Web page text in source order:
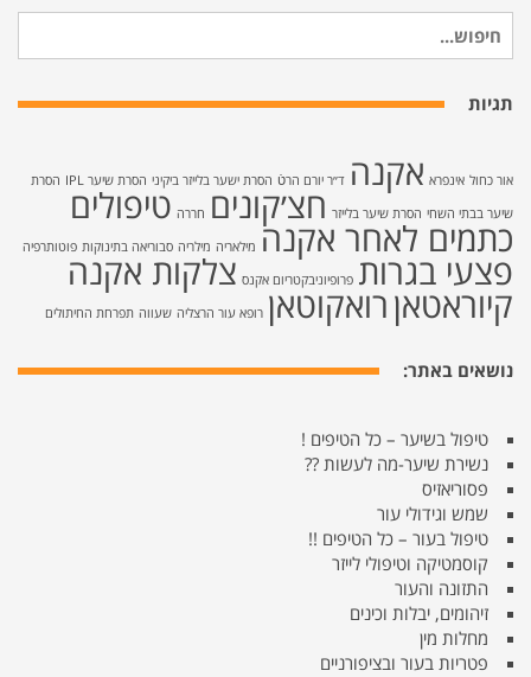
עבור:
תגיות
אור כחול אינפרא אקנה ד״ר יורם הרטֿ הסרת ישער בלייזר ביקיני הסרת שיער IPL
הסרת
שיער בבתי השחי הסרת שיער בלייזר חצ׳קונים חררה טיפולים
כתמים לאחר אקנה מילאריה מילריה סבוריאה בתינוקות פוטותרפיה
פצעי בגרות פרופיוניבקטריום אקנס צלקות אקנה
קיוראטאןרואקוטאן רופא עור הרצליה שעווה תפרחת החיתולים
נושאים באתר:
טיפול בשיער – כל הטיפים !
נשירת שיער-מה לעשות ??
פסוריאזיס
שמש וגידולי עור
טיפול בעור – כל הטיפים !!
קוסמטיקה וטיפולי לייזר
התזונה והעור
זיהומים, יבלות וכינים
מחלות מין
פטריות בעור ובציפורניים